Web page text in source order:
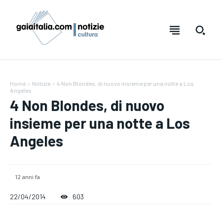
Testo: A- Reset
Testo: A- Reset
Home Notizie
4 Non Blondes, di nuovo insieme per una notte a Los
Angeles
4 Non Blondes, di nuovo
insieme per una notte a Los
Angeles
12 anni fa
22/04/2014 603